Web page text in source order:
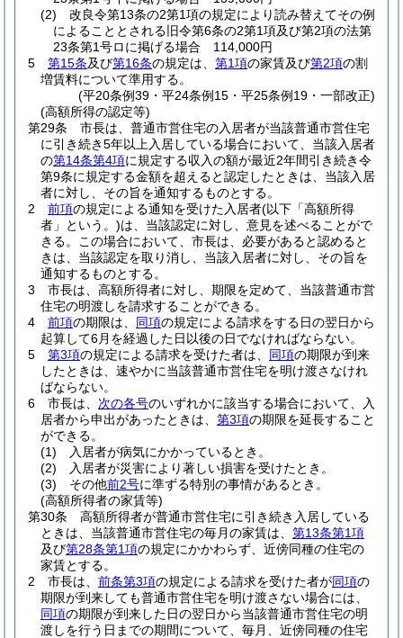
(2)
改良令第13条の2第1項の規定により読み替えてその例
によることとされる旧令第6条の2第1項及び第2項の法第
23条第1号ロに掲げる場合 114,000円
5
第15条及び第16条の規定は、 第1項の家賃及び第2項の割
増賃料について準用する。
(平20条例39・平24条例15・平25条例19・一部改正)
(高額所得の認定等)
第29条
市長は、普通市営住宅の入居者が当該普通市営住宅
に引き続き5年以上入居している場合において、当該入居者
の第14条第4項に規定する収入の額が最近2年間引き続き令
第9条に規定する金額を超えると認定したときは、当該入居
者に対し、その旨を通知するものとする。
2
前項の規定による通知を受けた入居者(以下「高額所得
者」という。)は、当該認定に対し、意見を述べることがで
きる。
この場合において、市長は、必要があると認めると
きは、当該認定を取り消し、当該入居者に対し、その旨を
通知するものとする。
3
市長は、高額所得者に対し、期限を定めて、当該普通市営
住宅の明渡しを請求することができる。
4
前項の期限は、 同項の規定による請求をする日の翌日から
起算して6月を経過した日以後の日でなければならない。
5
第3項の規定による請求を受けた者は、 同項の期限が到来
したときは、速やかに当該普通市営住宅を明け渡さなけれ
ばならない。
6
市長は、 次の各号のいずれかに該当する場合において、入
居者から申出があったときは、 第3項の期限を延長すること
ができる。
(1)
入居者が病気にかかっているとき。
(2)
入居者が災害により著しい損害を受けたとき。
(3)
その他前2号に準ずる特別の事情があるとき。
(高額所得者の家賃等)
第30条
高額所得者が普通市営住宅に引き続き入居している
ときは、当該普通市営住宅の毎月の家賃は、 第13条第1項
及び第28条第1項の規定にかかわらず、近傍同種の住宅の
家賃とする。
2
市長は、 前条第3項の規定による請求を受けた者が同項の
期限が到来しても普通市営住宅を明け渡さない場合には、
同項の期限が到来した日の翌日から当該普通市営住宅の明
渡しを行う日までの期間について、毎月、近傍同種の住宅